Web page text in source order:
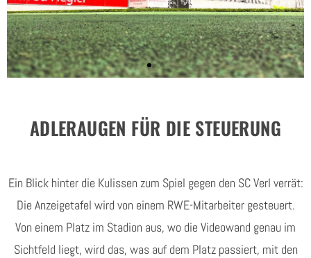
ADLERAUGEN FÜR DIE STEUERUNG
Ein Blick hinter die Kulissen zum Spiel gegen den SC Verl verrät:
Die Anzeigetafel wird von einem RWE-Mitarbeiter gesteuert.
Von einem Platz im Stadion aus, wo die Videowand genau im
Sichtfeld liegt, wird das, was auf dem Platz passiert, mit den